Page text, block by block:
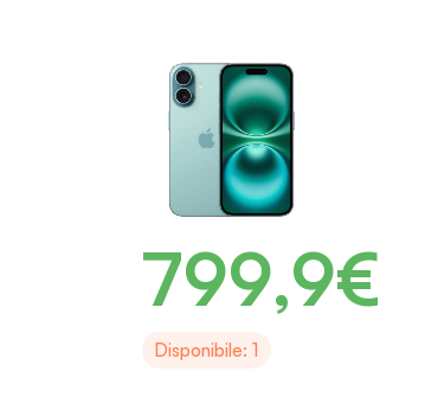
799,9€
Disponibile: 1